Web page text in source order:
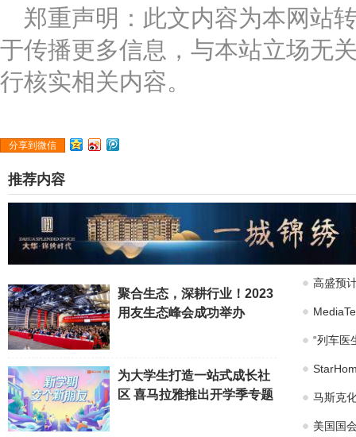
郑重声明：此文内容为本网站
于传播更多信息，与本站立场无
行核实相关内容。
分享到微信
推荐内容
聚合生态，深耕行业！2023
用友生态峰会成功举办
为大学生打造一站式成长社
区 喜马拉雅推出开学季专题
高盛预
“列车医
马斯克
美国国